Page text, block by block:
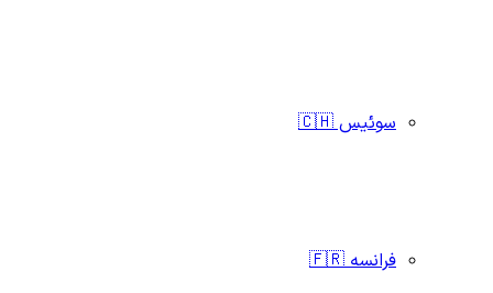
سوئیس 🇨🇭
فرانسه 🇫🇷